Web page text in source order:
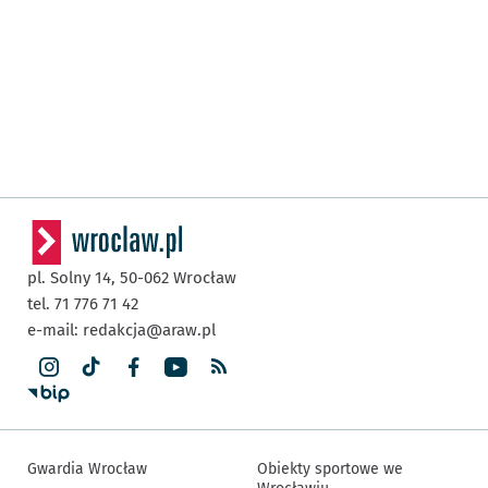
pl. Solny 14, 50-062 Wrocław
tel. 71 776 71 42
e-mail: redakcja@araw.pl
Gwardia Wrocław
Obiekty sportowe we